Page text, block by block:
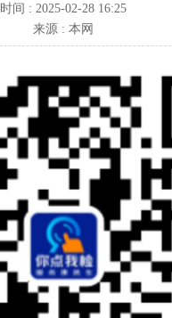
时间 : 2025-02-28 16:25
来源 : 本网